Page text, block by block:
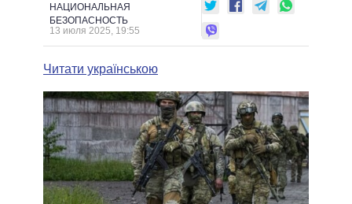
МЭРЫ
ВСЕ ПЕРСОНЫ
СРАВНЕНИЕ ПОЛИТИКОВ
НАЦИОНАЛЬНАЯ
БЕЗОПАСНОСТЬ
13 июля 2025, 19:55
Читати українською